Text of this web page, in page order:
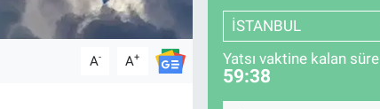
A- A+
İSTANBUL
Yatsı vaktine kalan süre
59:37